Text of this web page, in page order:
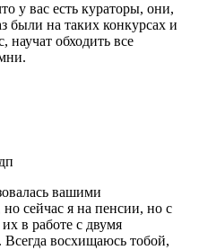
у вас есть кураторы, они,
были на таких конкурсах и
научат обходить все
вашими
сейчас я на пенсии, но с
в работе с двумя
восхищаюсь тобой,